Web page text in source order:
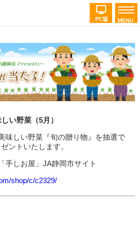
PC版 MENU
い野菜（5月）
味しい野菜『旬の贈り物』を抽選で
ントいたします。
手しお屋」JA静岡市サイト
shop/c/c2329/